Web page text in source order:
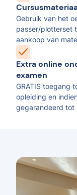
Gebruik van het
passer/plotterset
aankoop van
Extra online
examen
GRATIS toegang
opleiding en
gegarandeerd tot